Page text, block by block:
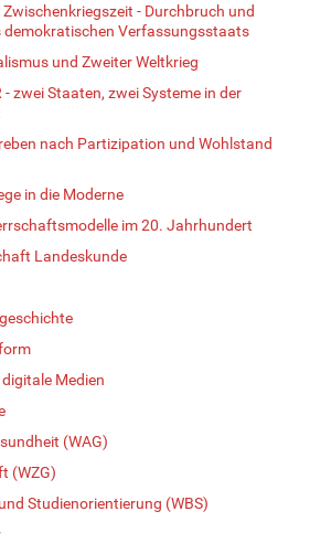
Zwischenkriegszeit - Durchbruch und
demokratischen Verfassungsstaats
und Zweiter Weltkrieg
- zwei Staaten, zwei Systeme in der
nach Partizipation und Wohlstand
in die Moderne
im 20. Jahrhundert
Landeskunde
Medien
(WAG)
(WZG)
Studienorientierung (WBS)